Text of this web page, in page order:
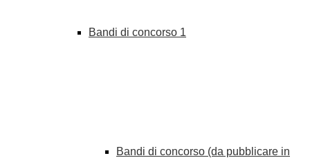
Bandi di concorso 1
Bandi di concorso (da pubblicare in